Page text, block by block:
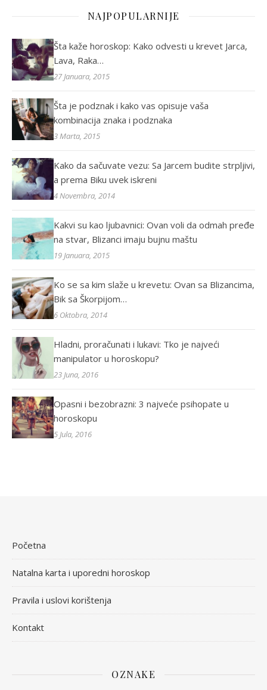
NAJPOPULARNIJE
Šta kaže horoskop: Kako odvesti u krevet Jarca,
Lava, Raka…
27 Januara, 2015
Šta je podznak i kako vas opisuje vaša
kombinacija znaka i podznaka
3 Marta, 2015
Kako da sačuvate vezu: Sa Jarcem budite strpljivi,
a prema Biku uvek iskreni
4 Novembra, 2014
Kakvi su kao ljubavnici: Ovan voli da odmah pređe
na stvar, Blizanci imaju bujnu maštu
19 Januara, 2015
Ko se sa kim slaže u krevetu: Ovan sa Blizancima,
Bik sa Škorpijom…
6 Oktobra, 2014
Hladni, proračunati i lukavi: Tko je najveći
manipulator u horoskopu?
23 Juna, 2016
Opasni i bezobrazni: 3 najveće psihopate u
horoskopu
5 Jula, 2016
Početna
Natalna karta i uporedni horoskop
Pravila i uslovi korištenja
Kontakt
OZNAKE